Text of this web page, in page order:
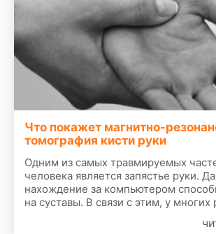
Что покажет магнитно-
томография кисти руки
Одним из самых травмируемых
человека является запястье руки.
нахождение за компьютером
на суставы. В связи с этим, у многих